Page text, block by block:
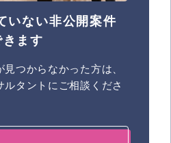
いない非公開案件
ます
つからなかった方は、
タントにご相談くださ